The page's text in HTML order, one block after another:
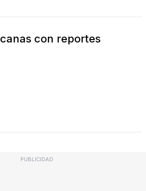
con reportes
PUBLICIDAD